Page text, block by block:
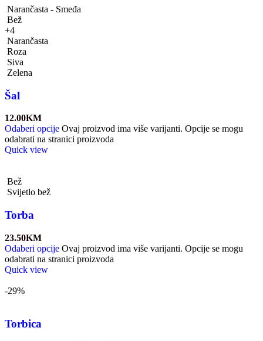
Narančasta - Smeđa
Bež
+4
Narančasta
Roza
Siva
Zelena
Šal
12.00KM
Odaberi opcije Ovaj proizvod ima više varijanti. Opcije se mogu
odabrati na stranici proizvoda
Quick view
Bež
Svijetlo bež
Torba
23.50KM
Odaberi opcije Ovaj proizvod ima više varijanti. Opcije se mogu
odabrati na stranici proizvoda
Quick view
-29%
Torbica